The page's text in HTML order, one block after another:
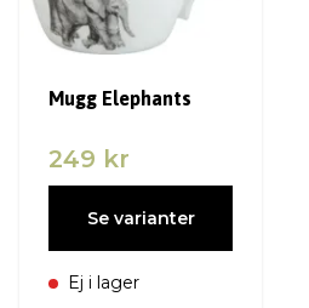
Mugg Elephants
249 kr
Se varianter
Ej i lager